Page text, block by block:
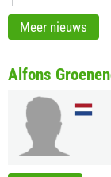
Meer nieuws
Alfons